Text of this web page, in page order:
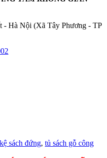
Hà Nội (Xã Tây Phương - TP
kệ sách đứng, tủ sách gỗ công